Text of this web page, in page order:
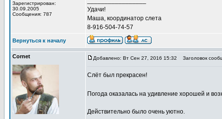
Зарегистрирован:
30.09.2005
Сообщения: 787
Удачи!
Маша, координатор слета
8-916-504-74-57
Вернуться к началу
Cornet Добавлено: Вт Сен 27, 2016 15:32 Заголовок
Слёт был прекрасен!
Погода оказалась на удивление хорошей и
Действительно было очень уютно.